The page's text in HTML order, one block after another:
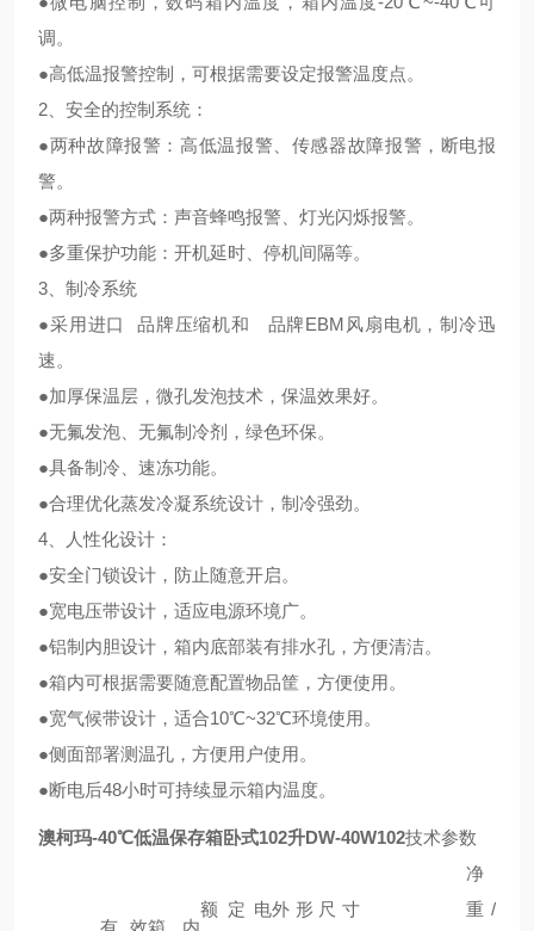
调。
●高低温报警控制，可根据需要设定报警温度点。
2、安全的控制系统：
●两种故障报警：高低温报警、传感器故障报警，断电报
警。
●两种报警方式：声音蜂鸣报警、灯光闪烁报警。
●多重保护功能：开机延时、停机间隔等。
3、制冷系统
●采用进口 品牌压缩机和
品牌EBM风扇电机，制冷迅
速。
●加厚保温层，微孔发泡技术，保温效果好。
●无氟发泡、无氟制冷剂，绿色环保。
●具备制冷、速冻功能。
●合理优化蒸发冷凝系统设计，制冷强劲。
4、人性化设计：
●安全门锁设计，防止随意开启。
●宽电压带设计，适应电源环境广。
●铝制内胆设计，箱内底部装有排水孔，方便清洁。
●箱内可根据需要随意配置物品筐，方便使用。
●宽气候带设计，适合10℃~32℃环境使用。
●侧面部署测温孔，方便用户使用。
●断电后48小时可持续显示箱内温度。
澳柯玛-40℃低温保存箱卧式102升DW-40W102技术参数
有效箱内
额定电外形尺寸
净
重/